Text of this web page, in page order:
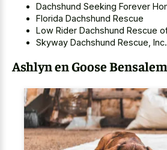
Dachshund Seeking Forever
Florida Dachshund Rescue
Low Rider Dachshund Rescue
Skyway Dachshund Rescue, Inc.
Ashlyn en Goose Bensalem